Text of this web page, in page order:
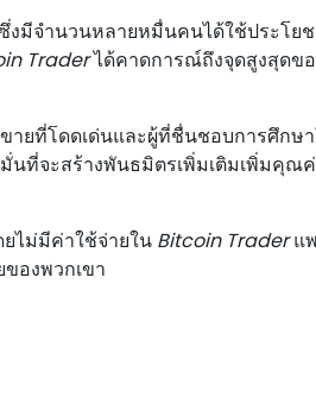
มีจํานวนหลายหมื่นคนได้ใช้ประโย
Traderได้คาดการณ์ถึงจุดสูงสุดข
ยที่โดดเด่นและผู้ที่ชื่นชอบการศึกษ
นที่จะสร้างพันธมิตรเพิ่มเติมเพิ่มคุณ
ไม่มีค่าใช้จ่ายใน Bitcoin Traderแ
องพวกเขา